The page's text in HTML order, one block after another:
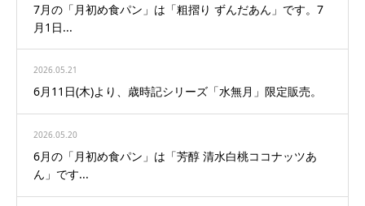
7月の「月初め食パン」は「粗摺り ずんだあん」です。7
月1日...
2026.05.21
6月11日(木)より、歳時記シリーズ「水無月」限定販売。
2026.05.20
6月の「月初め食パン」は「芳醇 清水白桃ココナッツあ
ん」です...